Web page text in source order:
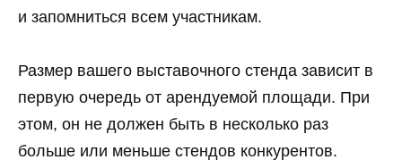
и запомниться всем участникам.
Размер вашего выставочного стенда зависит в
первую очередь от арендуемой площади. При
этом, он не должен быть в несколько раз
больше или меньше стендов конкурентов.